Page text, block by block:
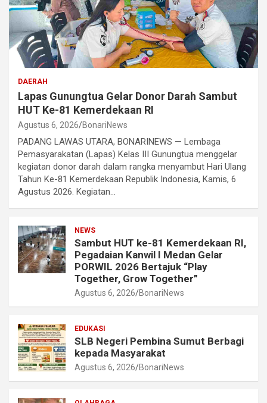
DAERAH
Lapas Gunungtua Gelar Donor Darah Sambut
HUT Ke-81 Kemerdekaan RI
Agustus 6, 2026 BonariNews
PADANG LAWAS UTARA, BONARINEWS — Lembaga
Pemasyarakatan (Lapas) Kelas III Gunungtua menggelar
kegiatan donor darah dalam rangka menyambut Hari Ulang
Tahun Ke-81 Kemerdekaan Republik Indonesia, Kamis, 6
Agustus 2026. Kegiatan…
NEWS
Sambut HUT ke-81 Kemerdekaan RI,
Pegadaian Kanwil I Medan Gelar
PORWIL 2026 Bertajuk “Play
Together, Grow Together”
Agustus 6, 2026 BonariNews
EDUKASI
SLB Negeri Pembina Sumut Berbagi
kepada Masyarakat
Agustus 6, 2026 BonariNews